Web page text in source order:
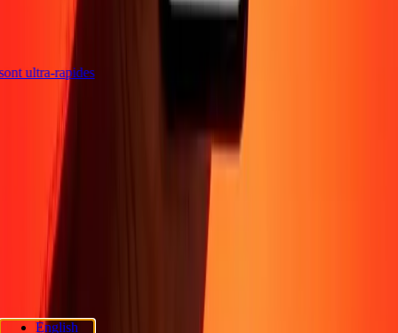
ultra-rapides
Entreprise
À proposBlog Devenir agent
Transfert d'argent international
Politique de confidentialité
Avis sur les cookies
générales
Centre d'aide
d'accessibilité
Services Rapide Chèque
Rapide ChèquePolitique de confidentialité Rapide Chèque
English